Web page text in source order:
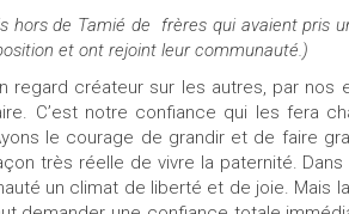
hors de Tamié de
frères qui avaient pris
et ont rejoint leur communauté.)
regard créateur sur les autres, par
C’est notre confiance qui les fera
le courage de grandir et de faire
très réelle de vivre la paternité.
un climat de liberté et de joie. Mais